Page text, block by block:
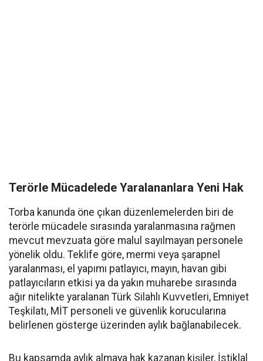
Terörle Mücadelede Yaralananlara Yeni Hak
Torba kanunda öne çıkan düzenlemelerden biri de
terörle mücadele sırasında yaralanmasına rağmen
mevcut mevzuata göre malul sayılmayan personele
yönelik oldu. Teklife göre, mermi veya şarapnel
yaralanması, el yapımı patlayıcı, mayın, havan gibi
patlayıcıların etkisi ya da yakın muharebe sırasında
ağır nitelikte yaralanan Türk Silahlı Kuvvetleri, Emniyet
Teşkilatı, MİT personeli ve güvenlik korucularına
belirlenen gösterge üzerinden aylık bağlanabilecek.
Bu kapsamda aylık almaya hak kazanan kişiler, İstiklal